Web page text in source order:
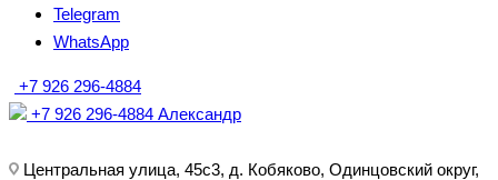
Telegram
WhatsApp
+7 926 296-4884
+7 926 296-4884 Александр
Центральная улица, 45с3, д. Кобяково, Одинцовский округ,